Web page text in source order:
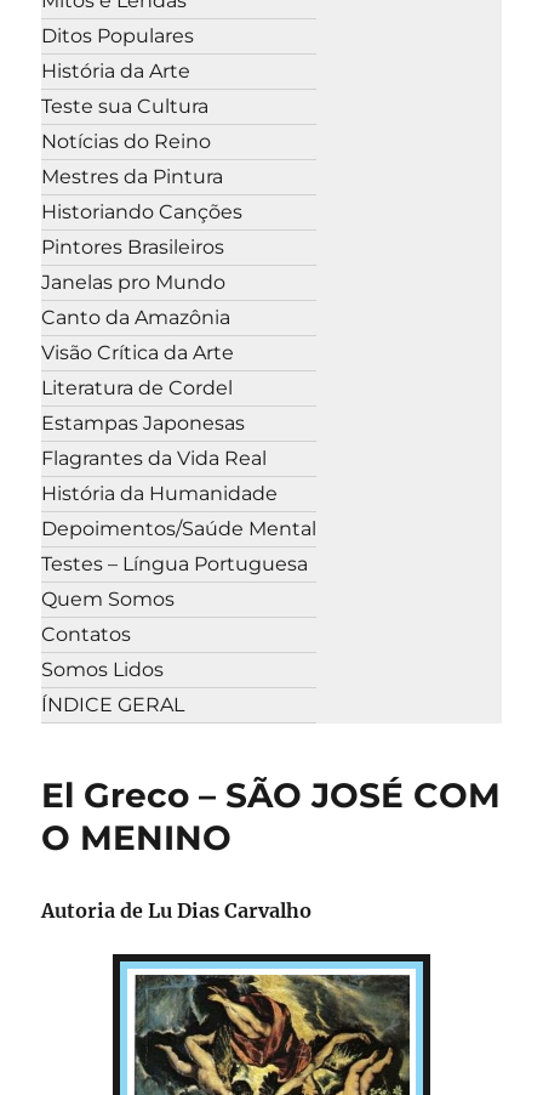
Ditos Populares
História da Arte
Teste sua Cultura
Notícias do Reino
Mestres da Pintura
Historiando Canções
Pintores Brasileiros
Janelas pro Mundo
Canto da Amazônia
Visão Crítica da Arte
Literatura de Cordel
Estampas Japonesas
Flagrantes da Vida Real
História da Humanidade
Depoimentos/Saúde Mental
Testes – Língua Portuguesa
Quem Somos
Contatos
Somos Lidos
ÍNDICE GERAL
El Greco – SÃO JOSÉ COM
O MENINO
Autoria deLu Dias Carvalho